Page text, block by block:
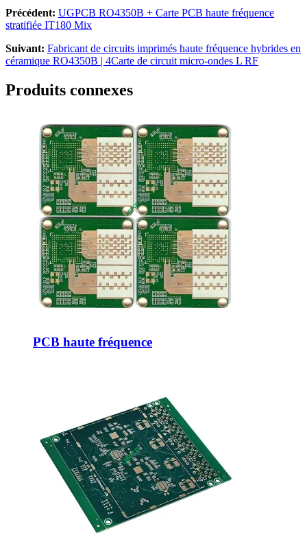
Précédent: UGPCB RO4350B + Carte PCB haute fréquence
stratifiée IT180 Mix
Suivant: Fabricant de circuits imprimés haute fréquence hybrides en
céramique RO4350B | 4Carte de circuit micro-ondes L RF
Produits connexes
PCB haute fréquence